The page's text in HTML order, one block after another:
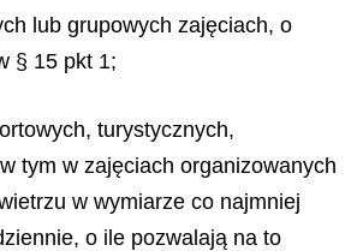
lub grupowych zajęciach, o
§ 15 pkt 1;
turystycznych,
tym w zajęciach organizowanych
w wymiarze co najmniej
o ile pozwalają na to